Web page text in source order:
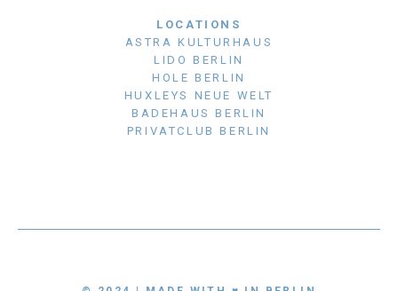
LOCATIONS
ASTRA KULTURHAUS
LIDO BERLIN
HOLE BERLIN
HUXLEYS NEUE WELT
BADEHAUS BERLIN
PRIVATCLUB BERLIN